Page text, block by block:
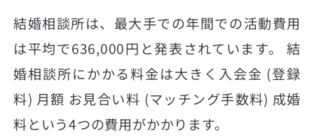
結婚相談所は、最大手での年間での活動費用
は平均で636,000円と発表されています。 結
婚相談所にかかる料金は大きく入会金 (登録
料) 月額 お見合い料 (マッチング手数料) 成婚
料という4つの費用がかかります。